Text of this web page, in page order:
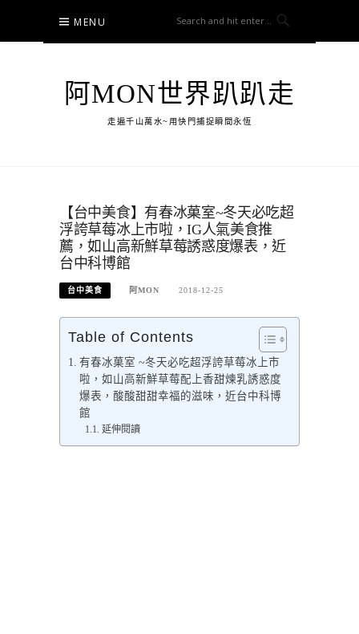
content
MENU
阿MON世界趴趴走
走遍千山萬水~用快門捕捉瞬間永恆
【台中美食】有春冰菓室~冬天必吃超
浮誇草莓冰上市啦，IG人氣美食推
薦，如山高新鮮草莓誘惑度爆表，近
台中科博館
台中美食 阿MON 2018-12-25
Table of Contents
有春冰菓室 ~冬天必吃超浮誇草莓冰上市
啦，如山高新鮮草莓配上香甜煉乳誘惑度
爆表，酸酸甜甜幸福的滋味，近台中科博
館
延伸閱讀